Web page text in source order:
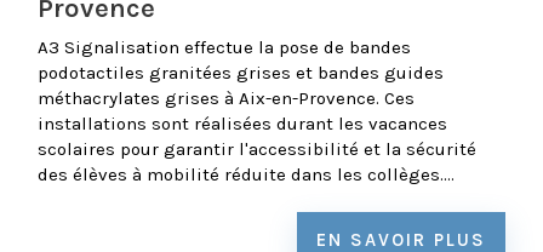
Provence
A3 Signalisation effectue la pose de bandes
podotactiles granitées grises et bandes guides
méthacrylates grises à Aix-en-Provence. Ces
installations sont réalisées durant les vacances
scolaires pour garantir l'accessibilité et la sécurité
des élèves à mobilité réduite dans les collèges....
EN SAVOIR PLUS